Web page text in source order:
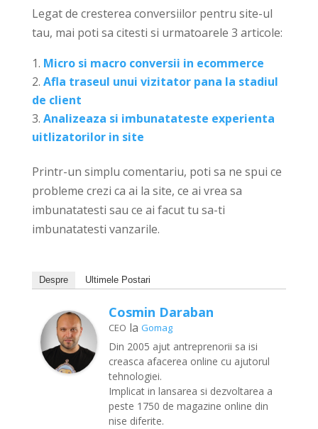
Legat de cresterea conversiilor pentru site-ul
tau, mai poti sa citesti si urmatoarele 3 articole:
Micro si macro conversii in ecommerce
Afla traseul unui vizitator pana la stadiul
de client
Analizeaza si imbunatateste experienta
uitlizatorilor in site
Printr-un simplu comentariu, poti sa ne spui ce
probleme crezi ca ai la site, ce ai vrea sa
imbunatatesti sau ce ai facut tu sa-ti
imbunatatesti vanzarile.
Despre Ultimele Postari
Cosmin Daraban
CEO la Gomag
Din 2005 ajut antreprenorii sa isi
creasca afacerea online cu ajutorul
tehnologiei.
Implicat in lansarea si dezvoltarea a
peste 1750 de magazine online din
nise diferite.